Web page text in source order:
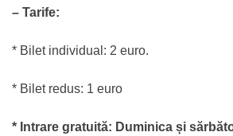
– Tarife:
* Bilet individual: 2 euro.
* Bilet redus: 1 euro
* Intrare gratuită: Duminica și